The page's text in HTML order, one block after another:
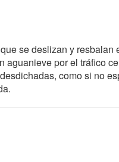
se deslizan y resbalan
aguanieve por el tráfico
como si no